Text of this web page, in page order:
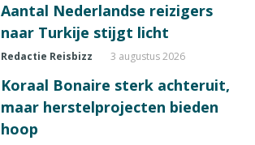
Aantal Nederlandse reizigers
naar Turkije stijgt licht
Redactie Reisbizz 3 augustus 2026
Koraal Bonaire sterk achteruit,
maar herstelprojecten bieden
hoop